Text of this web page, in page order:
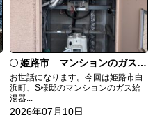
姫路市 マンションのガス給湯器の交換
お世話になります。今回は姫路市白
浜町、S様邸のマンションのガス給
湯器...
2026年07月10日